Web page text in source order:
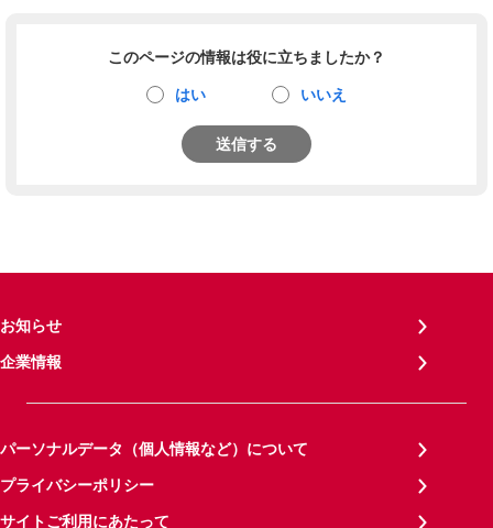
このページの情報は役に立ちましたか？
はい いいえ
送信する
お知らせ
企業情報
パーソナルデータ（個人情報など）について
プライバシーポリシー
サイトご利用にあたって